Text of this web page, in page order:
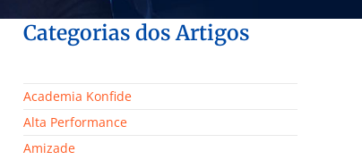
Categorias dos Artigos
Academia Konfide
Alta Performance
Amizade